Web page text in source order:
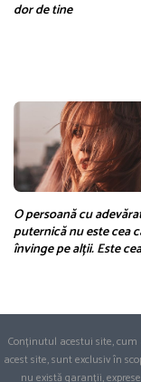
dor de tine
O persoană cu
puternică nu este cea
învinge pe alții. Este
Conținutul acestui site,
acest site, sunt exclusiv în
nu există garanții,